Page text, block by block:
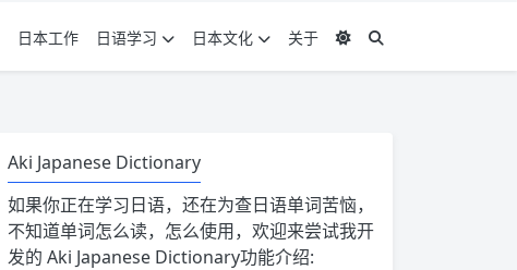
日本工作 日语学习 日本文化 关于
Aki Japanese Dictionary
如果你正在学习日语，还在为查日语单词苦恼，
不知道单词怎么读，怎么使用，欢迎来尝试我开
发的 Aki Japanese Dictionary功能介绍: